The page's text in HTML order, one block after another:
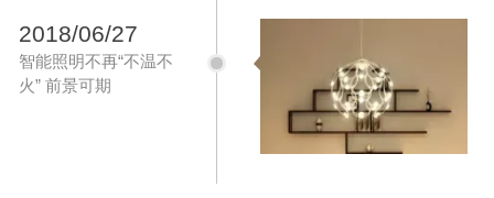
2018/06/27
智能照明不再“不温不
火” 前景可期